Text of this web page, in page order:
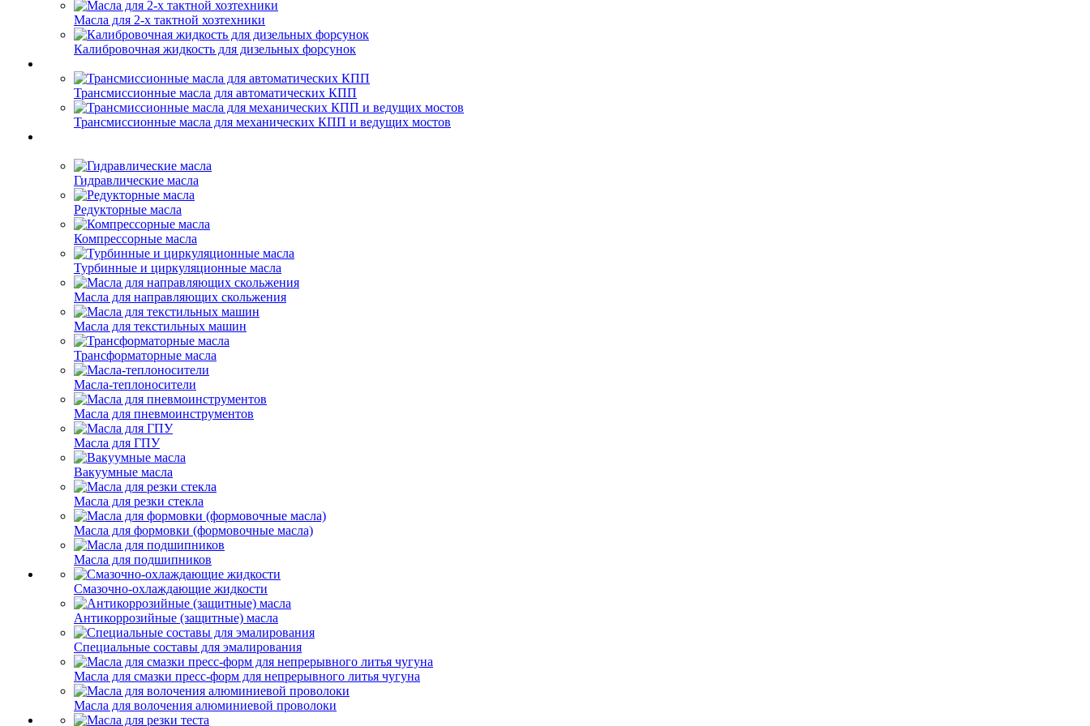
Масла для 2-х тактной хозтехники
Калибровочная жидкость для дизельных форсунок
Трансмиссионные масла для автоматических КПП
Трансмиссионные масла для механических КПП и ведущих мостов
Гидравлические масла
Редукторные масла
Компрессорные масла
Турбинные и циркуляционные масла
Масла для направляющих скольжения
Масла для текстильных машин
Трансформаторные масла
Масла-теплоносители
Масла для пневмоинструментов
Масла для ГПУ
Вакуумные масла
Масла для резки стекла
Масла для формовки (формовочные масла)
Масла для подшипников
Смазочно-охлаждающие жидкости
Антикоррозийные (защитные) масла
Специальные составы для эмалирования
Масла для смазки пресс-форм для непрерывного литья чугуна
Масла для волочения алюминиевой проволоки